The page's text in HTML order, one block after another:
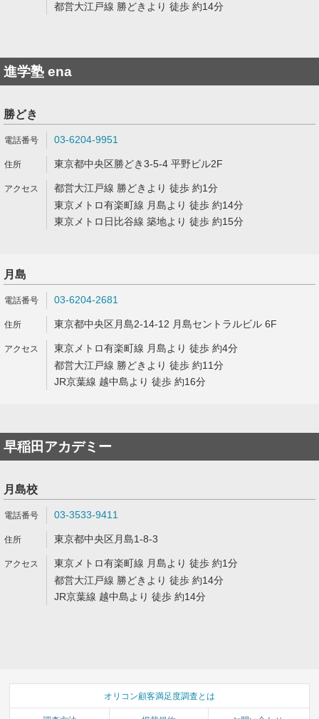
都営大江戸線 勝どきより 徒歩 約14分
進学塾 ena
勝どき
03-6204-9951
東京都中央区勝どき3-5-4 平野ビル2F
都営大江戸線 勝どきより 徒歩 約1分
東京メトロ有楽町線 月島より 徒歩 約14分
東京メトロ日比谷線 築地より 徒歩 約15分
月島
03-6204-2681
東京都中央区月島2-14-12 月島セントラルビル 6F
東京メトロ有楽町線 月島より 徒歩 約4分
都営大江戸線 勝どきより 徒歩 約11分
JR京葉線 越中島より 徒歩 約16分
早稲田アカデミー
月島校
03-3533-9411
東京都中央区月島1-8-3
東京メトロ有楽町線 月島より 徒歩 約1分
都営大江戸線 勝どきより 徒歩 約14分
JR京葉線 越中島より 徒歩 約14分
オリコン顧客満足度調査とは